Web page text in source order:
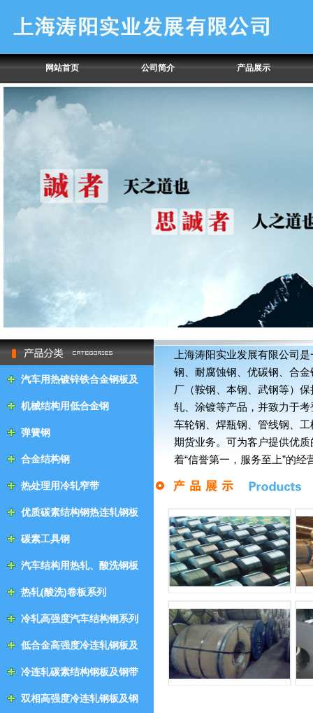
网站首页 公司简介 产品展示
null
汽车用热镀锌铁合金钢板及
钢带机械结构用低合金钢
弹簧钢
合金结构钢
热处理用冷轧窄带
优质碳素结构钢热连轧钢板
及钢带
碳素工具钢
汽车结构用热轧、酸洗钢板
及钢带
热轧(酸洗)卷板系列
冷轧高强度汽车结构钢系列
低合金高强度冷连轧钢板及
钢带冷连轧碳素结构钢板及钢带
双相高强度冷连轧钢板及钢
上海涛阳实业发展有限公司
钢、耐腐蚀钢、优碳钢、合
厂（鞍钢、本钢、武钢等）
轧、涂镀等产品，并致力于
车轮钢、焊瓶钢、管线钢、
期货业务。可为客户提供优
着“信誉第一，服务至上”的
持“客户第一”的原则为广大
拓创新，一言九鼎，客我双赢